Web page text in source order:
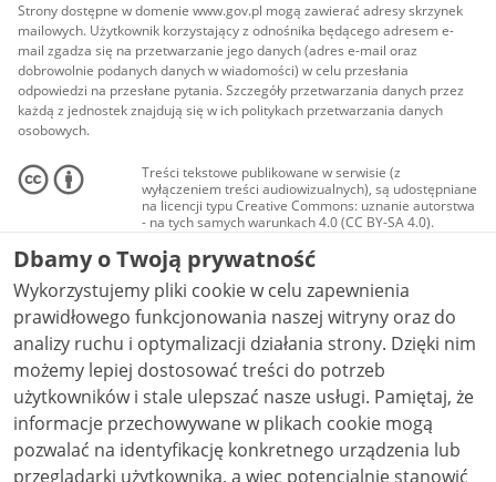
Strony dostępne w domenie www.gov.pl mogą zawierać adresy skrzynek
mailowych. Użytkownik korzystający z odnośnika będącego adresem e-
mail zgadza się na przetwarzanie jego danych (adres e-mail oraz
dobrowolnie podanych danych w wiadomości) w celu przesłania
odpowiedzi na przesłane pytania. Szczegóły przetwarzania danych przez
każdą z jednostek znajdują się w ich politykach przetwarzania danych
osobowych.
Treści tekstowe publikowane w serwisie (z
wyłączeniem treści audiowizualnych), są udostępniane
na licencji typu Creative Commons: uznanie autorstwa
- na tych samych warunkach 4.0 (CC BY-SA 4.0).
Materiały audiowizualne, w tym zdjęcia, materiały
audio i wideo, są udostępniane na licencji typu
Creative Commons: uznanie autorstwa użycie
niekomercyjne - bez utworów zależnych 4.0 (CC BY-
NC-ND 4.0), o ile nie jest to stwierdzone inaczej.
Dbamy o Twoją prywatność
Wykorzystujemy pliki cookie w celu zapewnienia
prawidłowego funkcjonowania naszej witryny oraz do
analizy ruchu i optymalizacji działania strony. Dzięki nim
możemy lepiej dostosować treści do potrzeb
użytkowników i stale ulepszać nasze usługi. Pamiętaj, że
informacje przechowywane w plikach cookie mogą
pozwalać na identyfikację konkretnego urządzenia lub
przeglądarki użytkownika, a więc potencjalnie stanowić